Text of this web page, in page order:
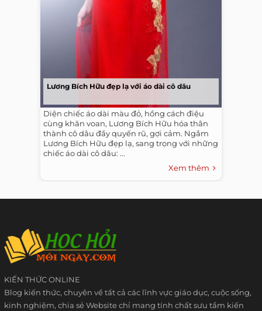
Lương Bích Hữu đẹp lạ với áo dài cô dâu
Diện chiếc áo dài màu đỏ, hồng cách điệu
cùng khăn voan, Lương Bích Hữu hóa thân
thành cô dâu đầy quyến rũ, gợi cảm. Ngắm
Lương Bích Hữu đẹp lạ, sang trọng với những
chiếc áo dài cô dâu: ...
Xem thêm
KIẾN THỨC ONLINE
Blog kiến thức, chuyên về tất cả các lĩnh vực giáo dục, cuộc sống,
kinh nghiệm, chia sẻ Website chỉ mang tính chất sưu tầm kiến